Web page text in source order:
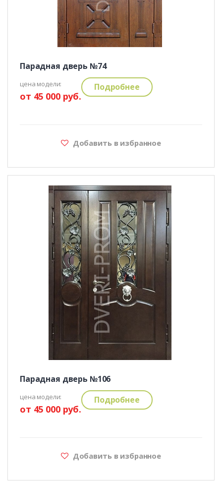
Парадная дверь №74
цена модели:
от 45 000 руб.
Подробнее
Добавить в избранное
Парадная дверь №106
цена модели:
от 45 000 руб.
Подробнее
Добавить в избранное